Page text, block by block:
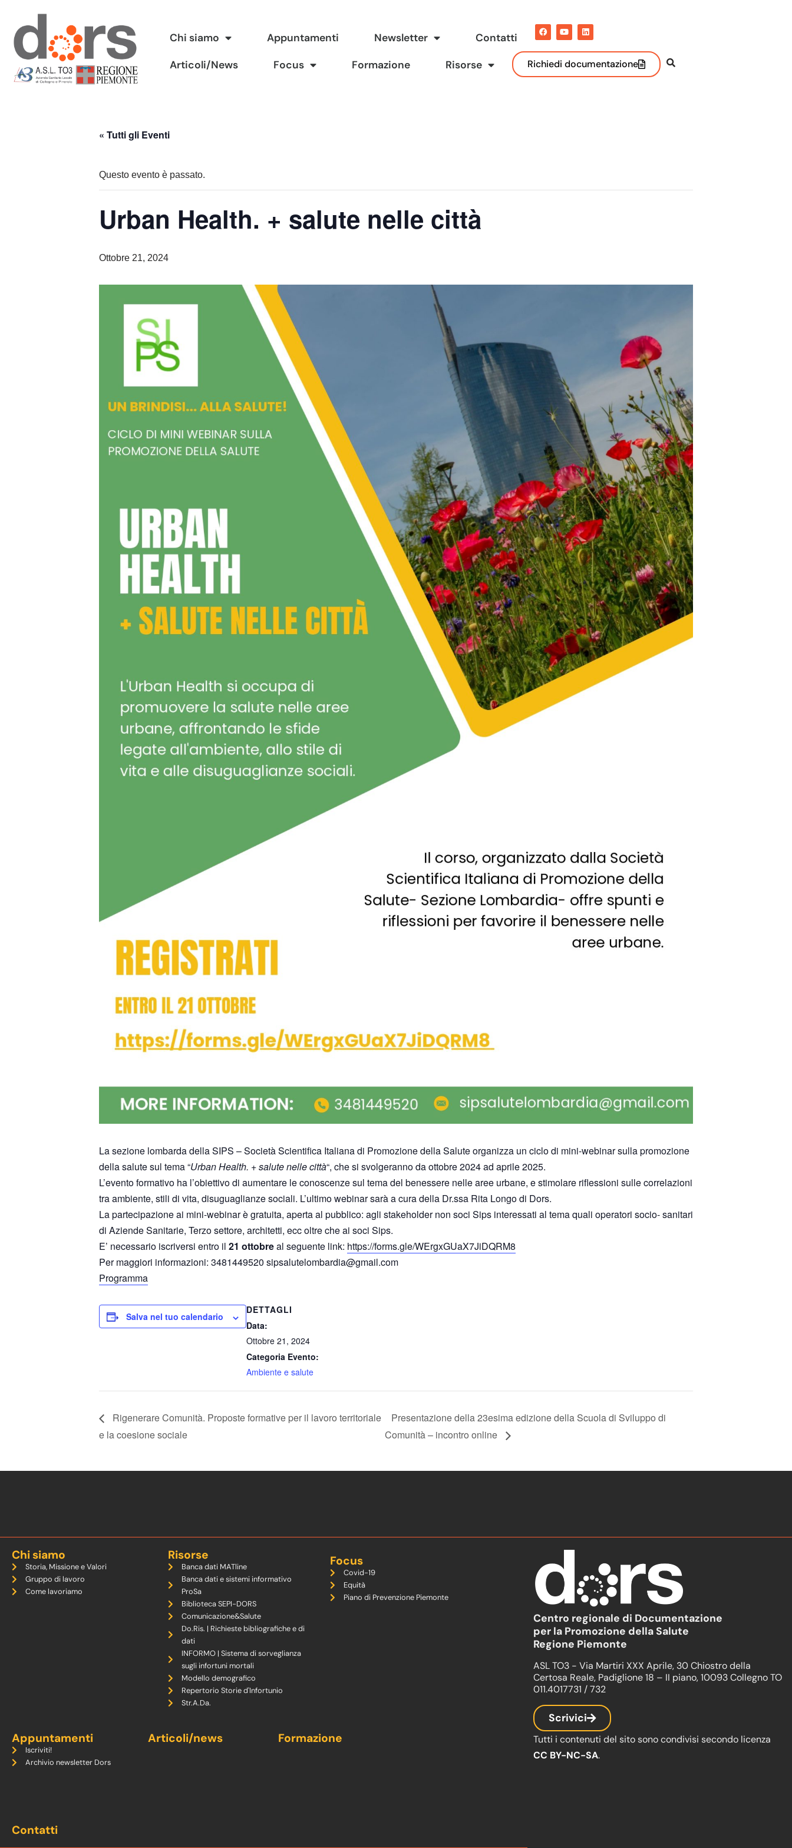
Vai
al
contenuto
Chi siamo Appuntamenti Newsletter Contatti
Articoli/News Focus Formazione Risorse Richiedi documentazione
« Tutti gli Eventi
Questo evento è passato.
Urban Health. + salute nelle città
Ottobre 21, 2024
La sezione lombarda della SIPS – Società Scientifica Italiana di Promozione della Salute organizza un ciclo di mini-webinar sulla promozione
della salute sul tema “Urban Health. + salute nelle città“, che si svolgeranno da ottobre 2024 ad aprile 2025.
L’evento formativo ha l’obiettivo di aumentare le conoscenze sul tema del benessere nelle aree urbane, e stimolare riflessioni sulle correlazioni
tra ambiente, stili di vita, disuguaglianze sociali. L’ultimo webinar sarà a cura della Dr.ssa Rita Longo di Dors.
La partecipazione ai mini-webinar è gratuita, aperta al pubblico: agli stakeholder non soci Sips interessati al tema quali operatori socio- sanitari
di Aziende Sanitarie, Terzo settore, architetti, ecc oltre che ai soci Sips.
E’ necessario iscriversi entro il 21 ottobreal seguente link: https://forms.gle/WErgxGUaX7JiDQRM8
Per maggiori informazioni: 3481449520 sipsalutelombardia@gmail.com
Programma
Salva nel tuo calendario
DETTAGLI
Data:
Ottobre 21, 2024
Categoria Evento:
Ambiente e salute
Rigenerare Comunità. Proposte formative per il lavoro territoriale
e la coesione sociale
Presentazione della 23esima edizione della Scuola di Sviluppo di
Comunità – incontro online
Chi siamo
Storia, Missione e Valori
Gruppo di lavoro
Come lavoriamo
Risorse
Banca dati MATline
Banca dati e sistemi informativo
ProSa
Biblioteca SEPI-DORS
Comunicazione&Salute
Do.Ris. | Richieste bibliografiche e di
dati
INFORMO | Sistema di sorveglianza
sugli infortuni mortali
Modello demografico
Repertorio Storie d'Infortunio
Str.A.Da.
Focus
Covid-19
Equità
Piano di Prevenzione Piemonte
Appuntamenti
Iscriviti!
Archivio newsletter Dors
Articoli/news Formazione
Contatti
Centro regionale di Documentazione
per la Promozione della Salute
Regione Piemonte
ASL TO3 - Via Martiri XXX Aprile, 30 Chiostro della
Certosa Reale, Padiglione 18 – II piano, 10093 Collegno TO
011.4017731 / 732
Scrivici
Tutti i contenuti del sito sono condivisi secondo licenza
CC BY-NC-SA.